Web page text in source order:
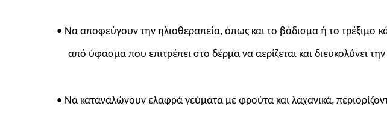
• Να αποφεύγουν την ηλιοθεραπεία, όπως και το βάδισμα ή το τρέξιμο
από ύφασμα που επιτρέπει στο δέρμα να αερίζεται και διευκολύνει
• Να καταναλώνουν ελαφρά γεύματα με φρούτα και λαχανικά,